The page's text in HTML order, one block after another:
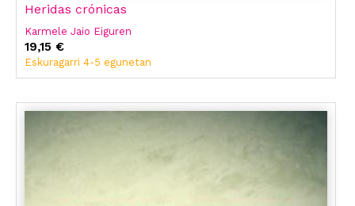
Heridas crónicas
Karmele Jaio Eiguren
19,15 €
Eskuragarri 4-5 egunetan